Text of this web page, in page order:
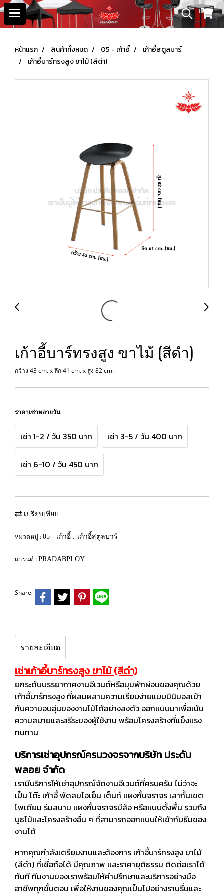
หน้าแรก สินค้าทั้งหมด 05 - เก้าอี้
เก้าอี้สตูลบาร์
เก้าอี้บาร์ทรงสูง ขาไม้ (สีดำ)
เก้าอี้บาร์ทรงสูง ขาไม้ (สีดำ)
กว้าง 43 cm. x ลึก 41 cm. x สูง 82 cm.
ราคาเช่าหลายวัน
เช่า 1-2 / วัน 350 บาท เช่า 3-5 / วัน 400 บาท
เช่า 6-10 / วัน 450 บาท
เปรียบเทียบ
หมวดหมู่ : 05 - เก้าอี้ , เก้าอี้สตูลบาร์
แบรนด์ : PRADABPLOY
Share
รายละเอียด
เช่าเก้าอี้บาร์ทรงสูง ขาไม้ (สีดำ)
ยกระดับบรรยากาศงานอีเวนต์หรือมุมพักผ่อนของคุณด้วย
เก้าอี้บาร์ทรงสูง ที่ผสมผสานความเรียบง่ายแบบมินิมอลเข้า
กับความอบอุ่นของงานไม้ได้อย่างลงตัว ออกแบบมาเพื่อเน้น
ความสบายและสรีระของผู้ใช้งาน พร้อมโครงสร้างที่แข็งแรง
ทนทาน
บริการเช่าอุปกรณ์ครบวงจรจากบริษัท ประดับ
พลอย จำกัด
เรามีบริการให้เช่าอุปกรณ์จัดงานอีเวนต์ที่ครบครัน ไม่ว่าจะ
เป็น โต๊ะ เก้าอี้ พัดลมไอเย็น เต็นท์ แผงกั้นจราจร เสากั้นเขต
โพเดียม ร่มสนาม แผงกั้นจราจรมีล้อ หรือแบบตั้งพื้น รวมถึง
บูธไม้และโครงสร้างอื่น ๆ ที่สามารถออกแบบให้เข้ากับธีมของ
งานได้
หากคุณกำลังเตรียมงานและต้องการ เก้าอี้บาร์ทรงสูง ขาไม้
(สีดำ) ที่เชื่อถือได้ มีคุณภาพ และราคายุติธรรม ติดต่อเราได้
ทันที ทีมงานของเราพร้อมให้คำปรึกษาและบริการอย่างมือ
อาชีพทุกขั้นตอน เพื่อให้งานของคุณเป็นไปอย่างราบรื่นและ